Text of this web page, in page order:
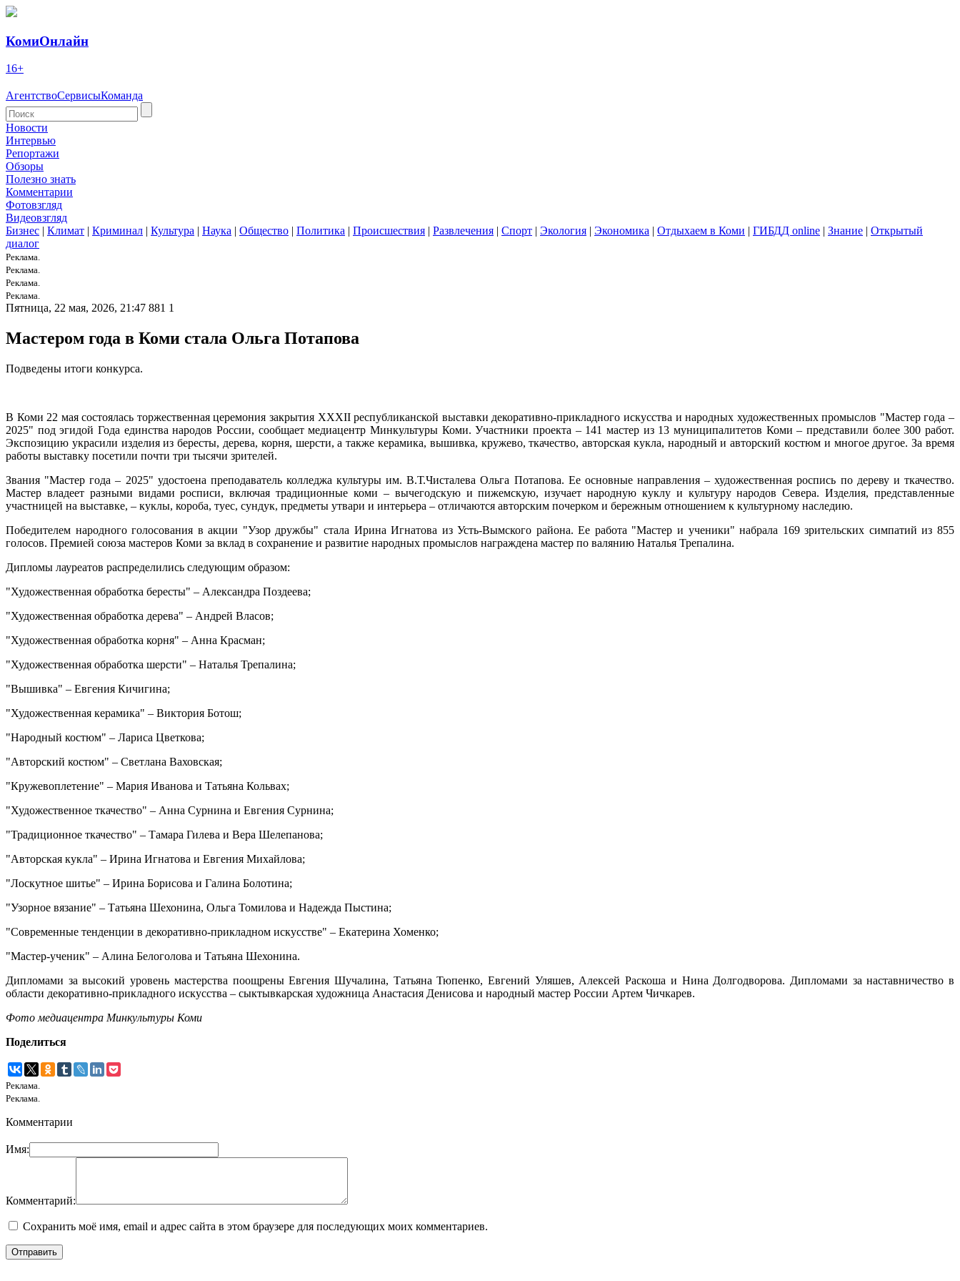
КомиОнлайн
16+
АгентствоСервисыКоманда
Новости
Интервью
Репортажи
Обзоры
Полезно знать
Комментарии
Фотовзгляд
Видеовзгляд
Бизнес | Климат | Криминал | Культура | Наука | Общество | Политика | Происшествия | Развлечения | Спорт | Экология | Экономика | Отдыхаем в Коми | ГИБДД online | Знание | Открытый
диалог
Реклама.
Реклама.
Реклама.
Реклама.
Пятница, 22 мая, 2026, 21:47 881 1
Мастером года в Коми стала Ольга Потапова
Подведены итоги конкурса.
В Коми 22 мая состоялась торжественная церемония закрытия XXXII республиканской выставки декоративно-прикладного искусства и народных художественных промыслов "Мастер года –
2025" под эгидой Года единства народов России, сообщает медиацентр Минкультуры Коми. Участники проекта – 141 мастер из 13 муниципалитетов Коми – представили более 300 работ.
Экспозицию украсили изделия из бересты, дерева, корня, шерсти, а также керамика, вышивка, кружево, ткачество, авторская кукла, народный и авторский костюм и многое другое. За время
работы выставку посетили почти три тысячи зрителей.
Звания "Мастер года – 2025" удостоена преподаватель колледжа культуры им. В.Т.Чисталева Ольга Потапова. Ее основные направления – художественная роспись по дереву и ткачество.
Мастер владеет разными видами росписи, включая традиционные коми – вычегодскую и пижемскую, изучает народную куклу и культуру народов Севера. Изделия, представленные
участницей на выставке, – куклы, короба, туес, сундук, предметы утвари и интерьера – отличаются авторским почерком и бережным отношением к культурному наследию.
Победителем народного голосования в акции "Узор дружбы" стала Ирина Игнатова из Усть-Вымского района. Ее работа "Мастер и ученики" набрала 169 зрительских симпатий из 855
голосов. Премией союза мастеров Коми за вклад в сохранение и развитие народных промыслов награждена мастер по валянию Наталья Трепалина.
Дипломы лауреатов распределились следующим образом:
"Художественная обработка бересты" – Александра Поздеева;
"Художественная обработка дерева" – Андрей Власов;
"Художественная обработка корня" – Анна Красман;
"Художественная обработка шерсти" – Наталья Трепалина;
"Вышивка" – Евгения Кичигина;
"Художественная керамика" – Виктория Ботош;
"Народный костюм" – Лариса Цветкова;
"Авторский костюм" – Светлана Ваховская;
"Кружевоплетение" – Мария Иванова и Татьяна Кольвах;
"Художественное ткачество" – Анна Сурнина и Евгения Сурнина;
"Традиционное ткачество" – Тамара Гилева и Вера Шелепанова;
"Авторская кукла" – Ирина Игнатова и Евгения Михайлова;
"Лоскутное шитье" – Ирина Борисова и Галина Болотина;
"Узорное вязание" – Татьяна Шехонина, Ольга Томилова и Надежда Пыстина;
"Современные тенденции в декоративно-прикладном искусстве" – Екатерина Хоменко;
"Мастер-ученик" – Алина Белоголова и Татьяна Шехонина.
Дипломами за высокий уровень мастерства поощрены Евгения Шучалина, Татьяна Тюпенко, Евгений Уляшев, Алексей Раскоша и Нина Долгодворова. Дипломами за наставничество в
области декоративно-прикладного искусства – сыктывкарская художница Анастасия Денисова и народный мастер России Артем Чичкарев.
Фото медиацентра Минкультуры Коми
Поделиться
Реклама.
Реклама.
Комментарии
Имя:
Комментарий:
Сохранить моё имя, email и адрес сайта в этом браузере для последующих моих комментариев.